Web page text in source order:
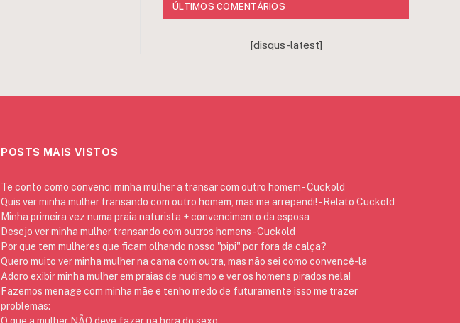
ÚLTIMOS COMENTÁRIOS
[disqus-latest]
POSTS MAIS VISTOS
Te conto como convenci minha mulher a transar com outro homem - Cuckold
Quis ver minha mulher transando com outro homem, mas me arrependi! - Relato Cuckold
Minha primeira vez numa praia naturista + convencimento da esposa
Desejo ver minha mulher transando com outros homens - Cuckold
Por que tem mulheres que ficam olhando nosso "pipi" por fora da calça?
Quero muito ver minha mulher na cama com outra, mas não sei como convencê-la
Adoro exibir minha mulher em praias de nudismo e ver os homens pirados nela!
Fazemos menage com minha mãe e tenho medo de futuramente isso me trazer
problemas:
O que a mulher NÃO deve fazer na hora do sexo